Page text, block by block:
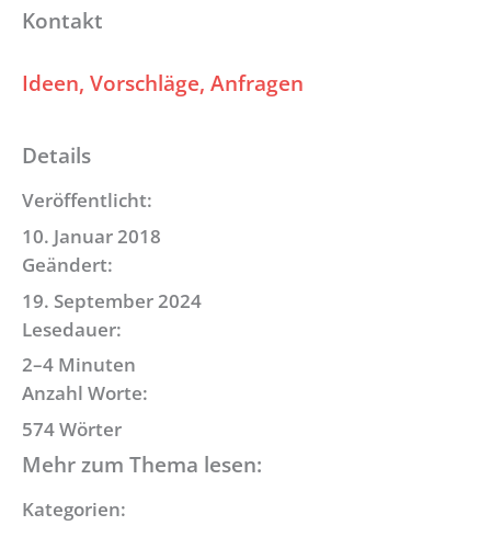
Kontakt
Ideen, Vorschläge, Anfragen
Details
Veröffentlicht:
10. Januar 2018
Geändert:
19. September 2024
Lesedauer:
2–4 Minuten
Anzahl Worte:
574 Wörter
Mehr zum Thema lesen:
Kategorien: